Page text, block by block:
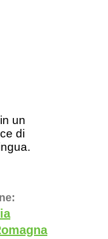
un
di